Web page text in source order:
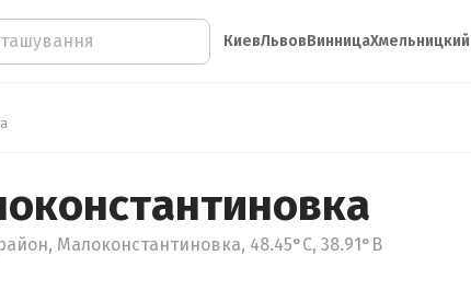
КиевЛьвовВинницаХмельницкий
Малоконстантиновка, 48.45°С, 38.91°В